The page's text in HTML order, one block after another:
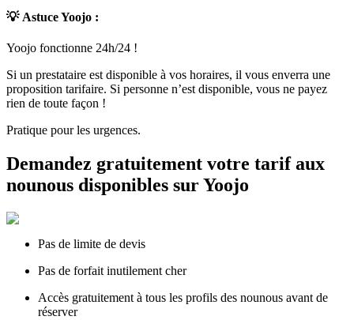
💡 Astuce Yoojo :
Yoojo fonctionne 24h/24 !
Si un prestataire est disponible à vos horaires, il vous enverra une
proposition tarifaire. Si personne n’est disponible, vous ne payez
rien de toute façon !
Pratique pour les urgences.
Demandez gratuitement votre tarif aux
nounous disponibles sur Yoojo
Pas de limite de devis
Pas de forfait inutilement cher
Accès gratuitement à tous les profils des nounous avant de
réserver